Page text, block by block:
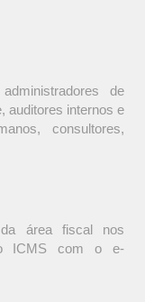
de
auditores internos e
consultores,
área fiscal nos
ICMS com o e-